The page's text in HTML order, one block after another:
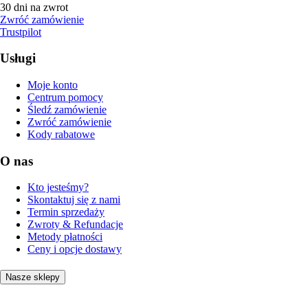
30 dni na zwrot
Zwróć zamówienie
Trustpilot
Usługi
Moje konto
Centrum pomocy
Śledź zamówienie
Zwróć zamówienie
Kody rabatowe
O nas
Kto jesteśmy?
Skontaktuj się z nami
Termin sprzedaży
Zwroty & Refundacje
Metody płatności
Ceny i opcje dostawy
Nasze sklepy